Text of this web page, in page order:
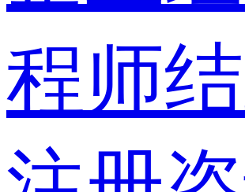
程师